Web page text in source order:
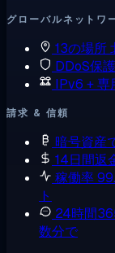
グローバルネットワ
13の場所
DDoS保護
IPv6 + 専
請求 & 信頼
暗号資産
14日間返
稼働率
ト
24時間
数分で